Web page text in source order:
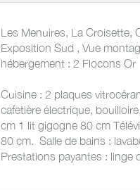
Les Menuires, La Croisette,
Exposition Sud , Vue
hébergement : 2 Flocons Or
Cuisine : 2 plaques
cafetière électrique,
cm 1 lit gigogne 80 cm
80 cm. Salle de bains :
Prestations payantes : linge